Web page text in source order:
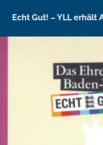
Aktuelles
Echt Gut! – YLL erhält